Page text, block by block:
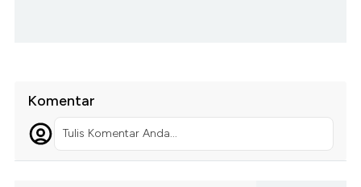
Komentar
Tulis Komentar Anda...